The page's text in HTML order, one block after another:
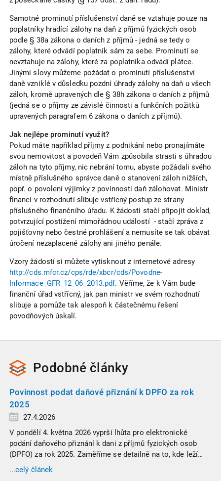
Samotné prominutí příslušenství daně se vztahuje pouze na
poplatníky hradící zálohy na daň z příjmů fyzických osob
podle § 38a zákona o daních z příjmů - jedná se tedy o
zálohy, které odvádí poplatník sám za sebe. Prominutí se
nevztahuje na zálohy, které za poplatníka odvádí plátce.
Jinými slovy můžeme požádat o prominutí příslušenství
daně vzniklé v důsledku pozdní úhrady zálohy na daň u všech
záloh, kromě upravených dle § 38h zákona o daních z příjmů
(jedná se o příjmy ze závislé činnosti a funkčních požitků
upravených paragrafem 6 zákona o daních z příjmů).
Jak nejlépe prominutí využít?
Pokud máte například příjmy z podnikání nebo pronajímáte
svou nemovitost a povodeň Vám způsobila strasti s úhradou
záloh na tyto příjmy, nic nebrání tomu, abyste požádali svého
místně příslušného správce daně o stanovení záloh nižších,
popř. o povolení výjimky z povinnosti daň zálohovat. Ministr
financí v rozhodnutí slibuje vstřícný postup ze strany
příslušného finančního úřadu. K žádosti stačí připojit doklad,
potvrzující postižení mimořádnou událostí - stačí zpráva z
pojišťovny nebo čestné prohlášení a nemusíte se tak obávat
úročení nezaplacené zálohy ani jiného penále.
Vzory žádostí si můžete vytisknout z internetové adresy
http://cds.mfcr.cz/cps/rde/xbcr/cds/Povodne-
Informace_GFR_12_06_2013.pdf. Věříme, že k Vám bude
finanční úřad vstřícný, jak pan ministr ve svém rozhodnutí
slibuje a pomůže tak alespoň k částečnému řešení
povodňových úskalí.
Podobné články
Povinnost podat daňové přiznání k DPFO za rok
2025
27.4.2026
V pondělí 4. května 2026 vyprší lhůta pro elektronické
podání daňového přiznání k dani z příjmů fyzických osob
(DPFO) za rok 2025. Zaměříme se detailně na to, kde leží
hranice povinnosti přiznání podat, jaké jsou nejčastější
chytáky v soubězích příjmů a na co si dát v roce 2026
...celý článek